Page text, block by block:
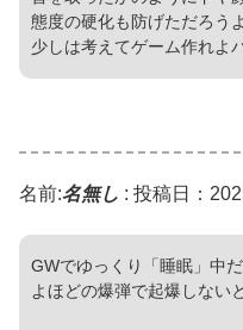
態度の硬化も防げただろうよ
少しは考えてゲーム作れよ
名前:名無し : 投稿日：
GWでゆっくり「睡眠」中
よほどの爆弾で起爆しない